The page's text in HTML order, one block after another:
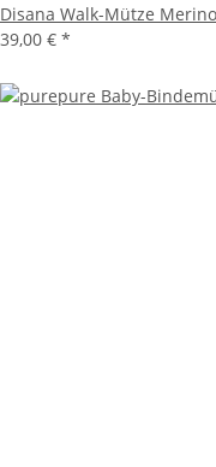
Disana Walk-Mütze
39,00 € *